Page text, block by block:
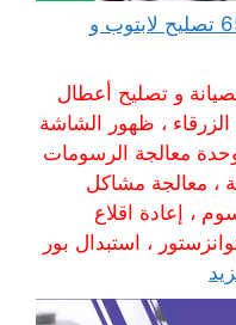
مهندس كمبيوتر الزور 65511033 تصليح لابتوب و
و تصليح أعطال
، ظهور الشاشة
معالجة الرسومات
، معالجة مشاكل
، إعادة اقلاع
، استبدال بور